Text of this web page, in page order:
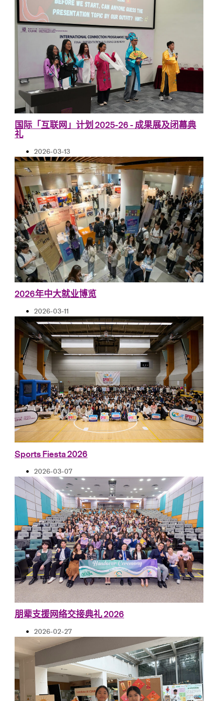
国际「互联网」计划 2025-26 - 成果展及闭幕典
礼
2026-03-13
2026年中大就业博览
2026-03-11
Sports Fiesta 2026
2026-03-07
朋辈支援网络交接典礼 2026
2026-02-27